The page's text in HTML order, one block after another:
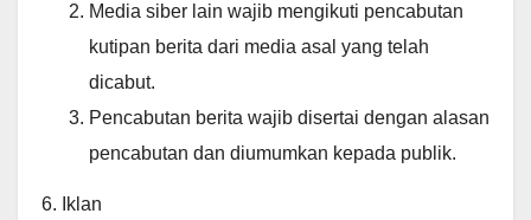
Media siber lain wajib mengikuti pencabutan
kutipan berita dari media asal yang telah
dicabut.
Pencabutan berita wajib disertai dengan alasan
pencabutan dan diumumkan kepada publik.
6. Iklan